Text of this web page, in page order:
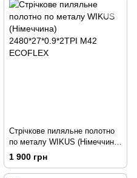
Стрічкове пиляльне полотно
по металу WIKUS (Німеччина)
2480*27*0.9*2TPI M42
ECOFLEX
1 900 грн